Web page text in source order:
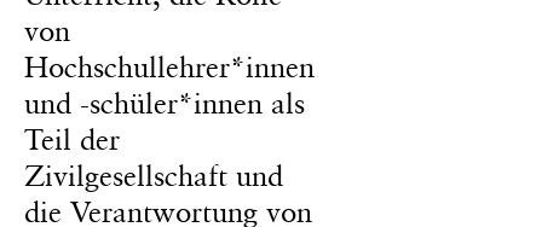
von
Hochschullehrer*innen
und -schüler*innen als
Teil der
Zivilgesellschaft und
die Verantwortung von